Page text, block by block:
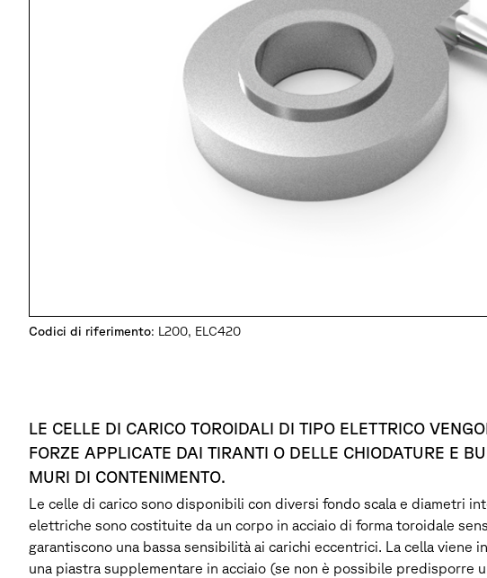
Codici di riferimento: L200, ELC420
LE CELLE DI CARICO TOROIDALI DI TIPO ELETTRICO
FORZE APPLICATE DAI TIRANTI O DELLE CHIODATURE E
MURI DI CONTENIMENTO.
Le celle di carico sono disponibili con diversi fondo scala e diametri
elettriche sono costituite da un corpo in acciaio di forma toroidale
garantiscono una bassa sensibilità ai carichi eccentrici. La cella
una piastra supplementare in acciaio (se non è possibile predisporre